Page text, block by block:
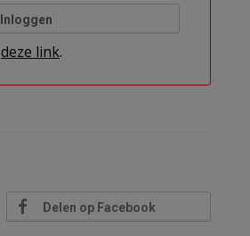
Inloggen
deze link.
Delen op Facebook